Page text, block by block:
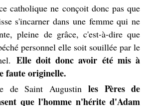
catholique ne conçoit donc pas que
s'incarner dans une femme qui ne
pleine de grâce, c'est-à-dire que
personnel elle soit souillée par le
Elle doit donc avoir été mis à
faute originelle.
de Saint Augustinles Pères de
que l'homme n'hérite d'Adam